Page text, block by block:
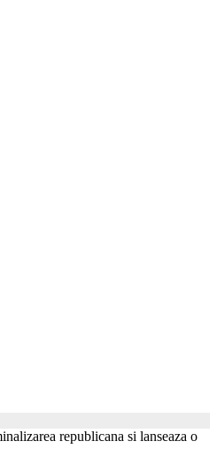
republicana si lanseaza o